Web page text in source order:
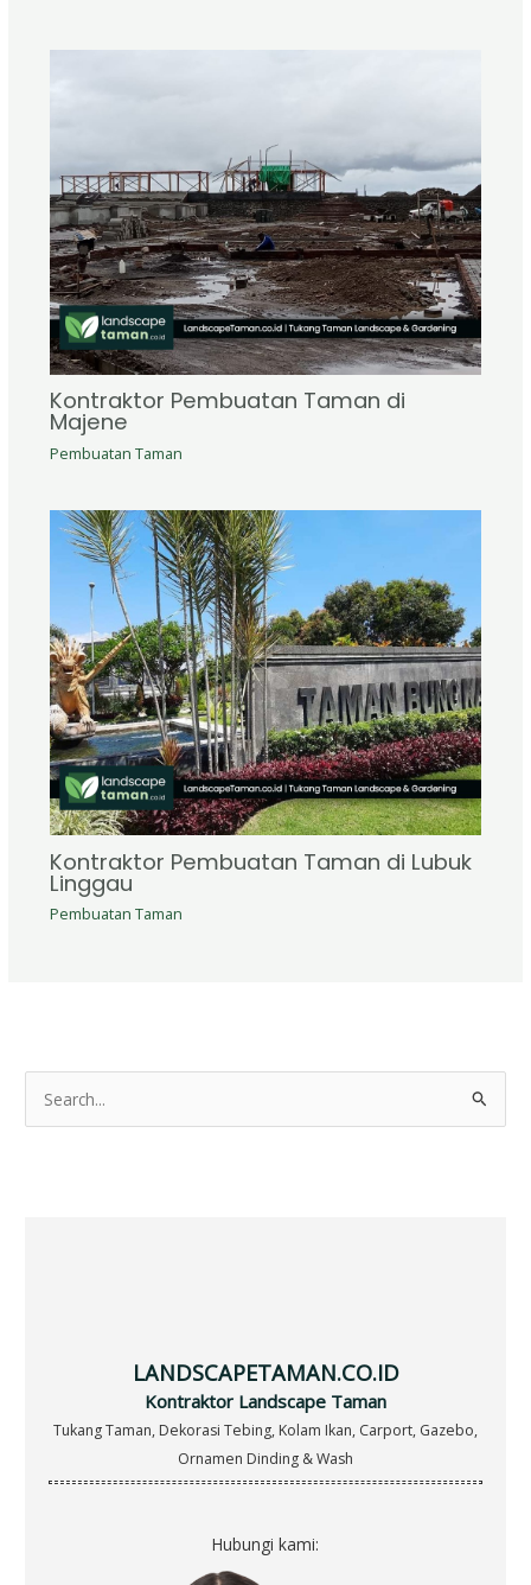
Kontraktor Pembuatan Taman di
Majene
Pembuatan Taman
Kontraktor Pembuatan Taman di Lubuk
Linggau
Pembuatan Taman
LANDSCAPETAMAN.CO.ID
Kontraktor Landscape Taman
Tukang Taman, Dekorasi Tebing, Kolam Ikan, Carport, Gazebo,
Ornamen Dinding & Wash
Hubungi kami: